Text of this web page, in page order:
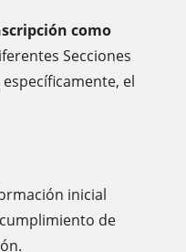
como
Secciones
el
inicial
de